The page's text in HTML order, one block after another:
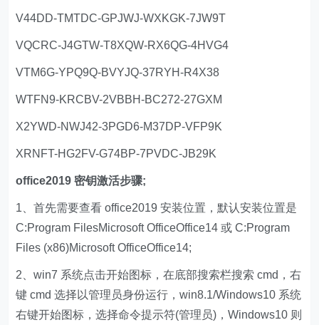
V44DD-TMTDC-GPJWJ-WXKGK-7JW9T
VQCRC-J4GTW-T8XQW-RX6QG-4HVG4
VTM6G-YPQ9Q-BVYJQ-37RYH-R4X38
WTFN9-KRCBV-2VBBH-BC272-27GXM
X2YWD-NWJ42-3PGD6-M37DP-VFP9K
XRNFT-HG2FV-G74BP-7PVDC-JB29K
office2019 密钥激活步骤;
1、首先需要查看 office2019 安装位置，默认安装位置是
C:Program FilesMicrosoft OfficeOffice14 或 C:Program
Files (x86)Microsoft OfficeOffice14;
2、win7 系统点击开始图标，在底部搜索栏搜索 cmd，右
键 cmd 选择以管理员身份运行，win8.1/Windows10 系统
右键开始图标，选择命令提示符(管理员)，Windows10 则